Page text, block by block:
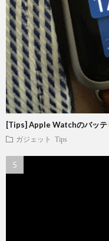
[Tips] Apple Watchのバッテ
ガジェット Tips